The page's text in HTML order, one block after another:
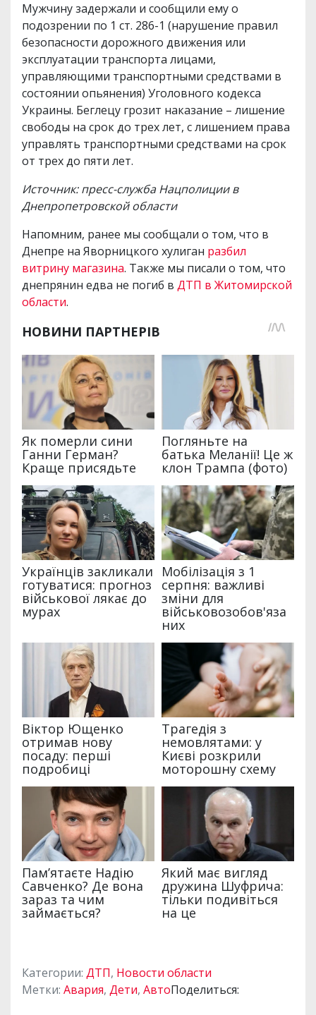
Мужчину задержали и сообщили ему о
подозрении по 1 ст. 286-1 (нарушение правил
безопасности дорожного движения или
эксплуатации транспорта лицами,
управляющими транспортными средствами в
состоянии опьянения) Уголовного кодекса
Украины. Беглецу грозит наказание – лишение
свободы на срок до трех лет, с лишением права
управлять транспортными средствами на срок
от трех до пяти лет.
Источник: пресс-служба Нацполиции в
Днепропетровской области
Напомним, ранее мы сообщали о том, что в
Днепре на Яворницкого хулиган разбил
витрину магазина. Также мы писали о том, что
днепрянин едва не погиб в ДТП в Житомирской
области.
Категории: ДТП, Новости области
Метки: Авария, Дети, АвтоПоделиться: